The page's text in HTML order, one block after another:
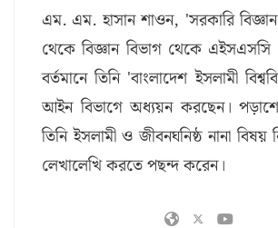
এম. এম. হাসান শাওন, 'সরকারি
থেকে বিজ্ঞান বিভাগ থেকে
বর্তমানে তিনি 'বাংলাদেশ ইসলামী
আইন বিভাগে অধ্যয়ন করছেন।
তিনি ইসলামী ও জীবনঘনিষ্ঠ নানা
লেখালেখি করতে পছন্দ করেন।